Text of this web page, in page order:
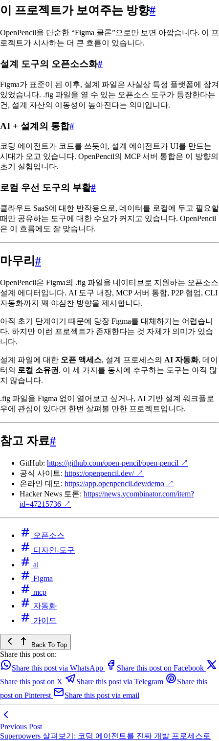
이 프로젝트가 보여주는 방향#
OpenPencil을 단순한 “Figma 클론”으로만 보면 아깝습니다. 이 프
로젝트가 시사하는 더 큰 흐름이 있습니다.
설계 도구의 오픈소스화#
Figma가 표준이 된 이후, 설계 파일은 사실상 특정 플랫폼에 잠겨
있었습니다. .fig 파일을 열 수 있는 오픈소스 도구가 등장한다는
건, 설계 자산의 이동성이 높아진다는 의미입니다.
AI + 설계의 통합#
코딩 에이전트가 코드를 쓰듯이, 설계 에이전트가 UI를 만드는
시대가 오고 있습니다. OpenPencil의 MCP 서버 통합은 이 방향의
초기 실험입니다.
로컬 우선 도구의 부활#
클라우드 SaaS에 대한 반작용으로, 데이터를 로컬에 두고 필요할
때만 공유하는 도구에 대한 수요가 커지고 있습니다. OpenPencil
은 이 흐름에도 잘 맞습니다.
마무리 #
OpenPencil은 Figma의 .fig 파일을 네이티브로 지원하는 오픈소스
설계 에디터입니다. AI 도구 내장, MCP 서버 통합, P2P 협업, CLI
자동화까지 꽤 야심찬 방향을 제시합니다.
아직 초기 단계이기 때문에 당장 Figma를 대체하기는 어렵습니
다. 하지만 이런 프로젝트가 존재한다는 것 자체가 의미가 있습
니다.
설계 파일에 대한 오픈 액세스, 설계 프로세스의 AI 자동화, 데이
터의 로컬 소유권. 이 세 가지를 동시에 추구하는 도구는 아직 많
지 않습니다.
.fig 파일을 Figma 없이 열어보고 싶거나, AI 기반 설계 워크플로
우에 관심이 있다면 한번 살펴볼 만한 프로젝트입니다.
참고 자료#
GitHub: https://github.com/open-pencil/open-pencil ↗
공식 사이트: https://openpencil.dev/↗
온라인 데모: https://app.openpencil.dev/demo ↗
Hacker News 토론: https://news.ycombinator.com/item?
id=47215736 ↗
오픈소스
디자인-도구
ai
Figma
mcp
자동화
가이드
Back To Top
Share this post on:
Share this post via WhatsApp
Share this post on Facebook
Share this post on X
Share this post via Telegram
Share this
post on Pinterest
Share this post via email
Previous Post
Superpowers 살펴보기: 코딩 에이전트를 진짜 개발 프로세스로